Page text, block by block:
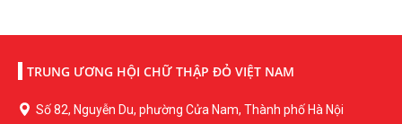
TRUNG ƯƠNG HỘI CHỮ THẬP ĐỎ VIỆT NAM
Số 82, Nguyễn Du, phường Cửa Nam, Thành phố Hà Nội